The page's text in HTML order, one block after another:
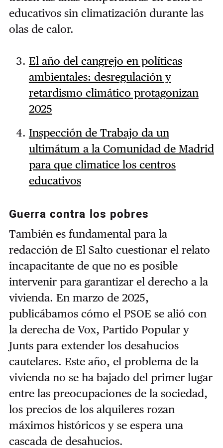
educativos sin climatización durante las
olas de calor.
El año del cangrejo en políticas
ambientales: desregulación y
retardismo climático protagonizan
2025
Inspección de Trabajo da un
ultimátum a la Comunidad de Madrid
para que climatice los centros
educativos
Guerra contra los pobres
También es fundamental para la
redacción de El Salto cuestionar el relato
incapacitante de que no es posible
intervenir para garantizar el derecho a la
vivienda. En marzo de 2025,
publicábamos cómo el PSOE se alió con
la derecha de Vox, Partido Popular y
Junts para extender los desahucios
cautelares. Este año, el problema de la
vivienda no se ha bajado del primer lugar
entre las preocupaciones de la sociedad,
los precios de los alquileres rozan
máximos históricos y se espera una
cascada de desahucios.